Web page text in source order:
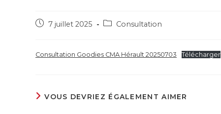
7 juillet 2025 Consultation
Consultation Goodies CMA Hérault 20250703 Télécharger
VOUS DEVRIEZ ÉGALEMENT AIMER